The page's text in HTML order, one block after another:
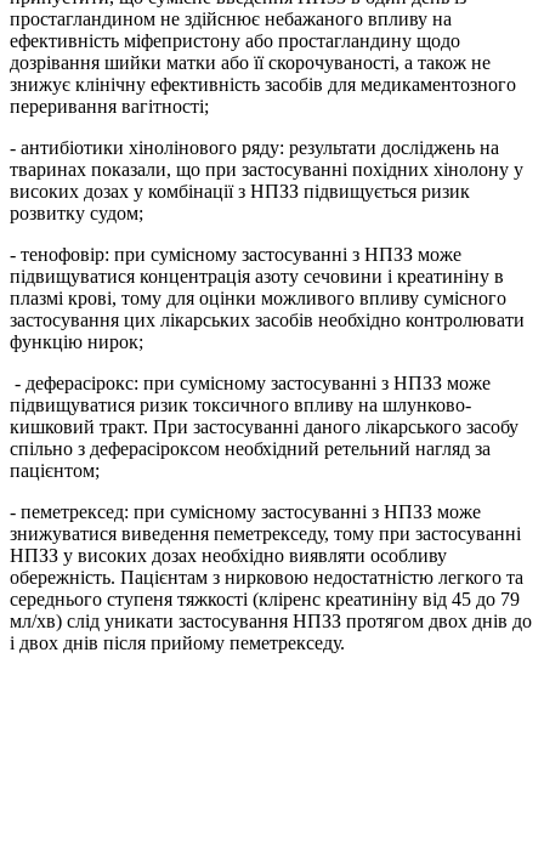
простагландином не здійснює небажаного впливу на
ефективність міфепристону або простагландину щодо
дозрівання шийки матки або її скорочуваності, а також не
знижує клінічну ефективність засобів для медикаментозного
переривання вагітності;
- антибіотики хінолінового ряду: результати досліджень на
тваринах показали, що при застосуванні похідних хінолону у
високих дозах у комбінації з НПЗЗ підвищується ризик
розвитку судом;
- тенофовір: при сумісному застосуванні з НПЗЗ може
підвищуватися концентрація азоту сечовини і креатиніну в
плазмі крові, тому для оцінки можливого впливу сумісного
застосування цих лікарських засобів необхідно контролювати
функцію нирок;
- деферасірокс: при сумісному застосуванні з НПЗЗ може
підвищуватися ризик токсичного впливу на шлунково-
кишковий тракт. При застосуванні даного лікарського засобу
спільно з деферасіроксом необхідний ретельний нагляд за
пацієнтом;
- пеметрексед: при сумісному застосуванні з НПЗЗ може
знижуватися виведення пеметрекседу, тому при застосуванні
НПЗЗ у високих дозах необхідно виявляти особливу
обережність. Пацієнтам з нирковою недостатністю легкого та
середнього ступеня тяжкості (кліренс креатиніну від 45 до 79
мл/хв) слід уникати застосування НПЗЗ протягом двох днів до
і двох днів після прийому пеметрекседу.